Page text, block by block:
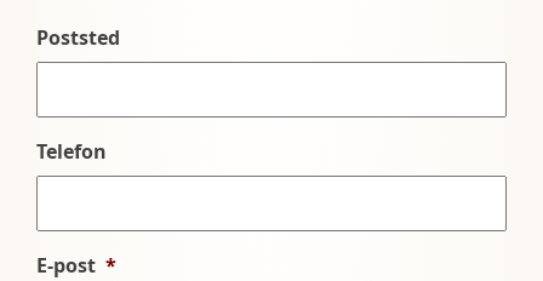
Poststed
Telefon
E-post *